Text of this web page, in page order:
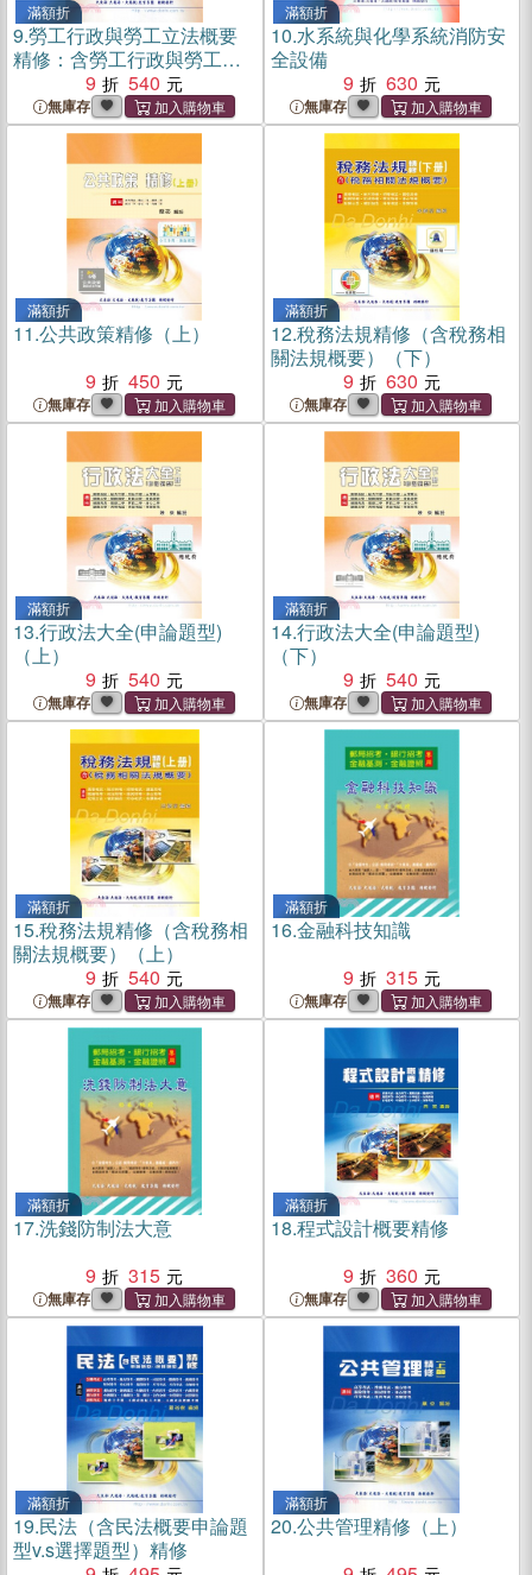
滿額折
9.勞工行政與勞工立法概要
精修：含勞工行政與勞工法
規大意（上）
9 540
無庫存
滿額折
10.水系統與化學系統消防安
全設備
9
630
無庫存
滿額折
11.公共政策精修（上）
9
450
無庫存
滿額折
12.稅務法規精修（含稅務相
關法規概要）（下）
9
630
無庫存
滿額折
13.行政法大全(申論題型)
（上）
9
540
無庫存
滿額折
14.行政法大全(申論題型)
（下）
9
540
無庫存
滿額折
15.稅務法規精修（含稅務相
關法規概要）（上）
9
540
無庫存
滿額折
16.金融科技知識
9
315
無庫存
滿額折
17.洗錢防制法大意
9
315
無庫存
滿額折
18.程式設計概要精修
9
360
無庫存
滿額折
19.民法（含民法概要申論題
型v.s選擇題型）精修
滿額折
20.公共管理精修（上）